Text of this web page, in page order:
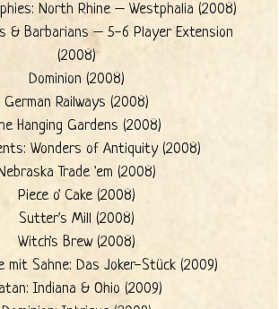
North Rhine – Westphalia (2008)
& Barbarians – 5-6 Player Extension
(2008)
Dominion (2008)
German Railways (2008)
Hanging Gardens (2008)
Wonders of Antiquity (2008)
Trade 'em (2008)
Piece o' Cake (2008)
Sutter's Mill (2008)
Witch's Brew (2008)
mit Sahne: Das Joker-Stück (2009)
Indiana & Ohio (2009)